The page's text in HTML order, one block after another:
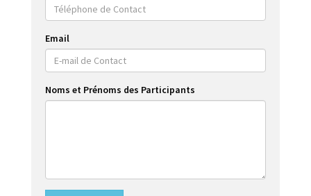
Email
Noms et Prénoms des Participants